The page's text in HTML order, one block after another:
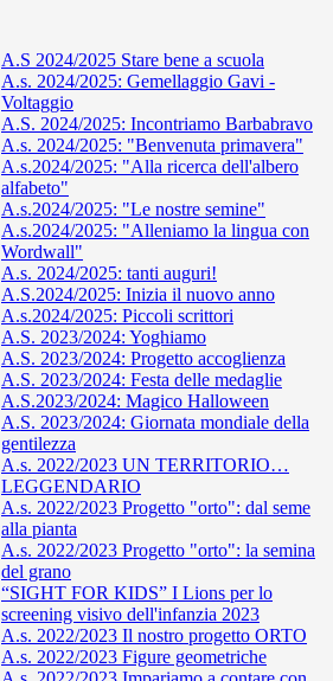
A.S 2024/2025 Stare bene a scuola
A.s. 2024/2025: Gemellaggio Gavi -
Voltaggio
A.S. 2024/2025: Incontriamo Barbabravo
A.s. 2024/2025: "Benvenuta primavera"
A.s.2024/2025: "Alla ricerca dell'albero
alfabeto"
A.s.2024/2025: "Le nostre semine"
A.s.2024/2025: "Alleniamo la lingua con
Wordwall"
A.s. 2024/2025: tanti auguri!
A.S.2024/2025: Inizia il nuovo anno
A.s.2024/2025: Piccoli scrittori
A.S. 2023/2024: Yoghiamo
A.S. 2023/2024: Progetto accoglienza
A.S. 2023/2024: Festa delle medaglie
A.S.2023/2024: Magico Halloween
A.S. 2023/2024: Giornata mondiale della
gentilezza
A.s. 2022/2023 UN TERRITORIO…
LEGGENDARIO
A.s. 2022/2023 Progetto "orto": dal seme
alla pianta
A.s. 2022/2023 Progetto "orto": la semina
del grano
“SIGHT FOR KIDS” I Lions per lo
screening visivo dell'infanzia 2023
A.s. 2022/2023 Il nostro progetto ORTO
A.s. 2022/2023 Figure geometriche